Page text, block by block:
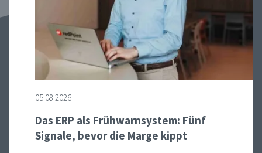
05.08.2026
Das ERP als Frühwarnsystem: Fünf
Signale, bevor die Marge kippt